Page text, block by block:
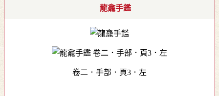
龍龕手鑑
卷二．手部．頁3．左